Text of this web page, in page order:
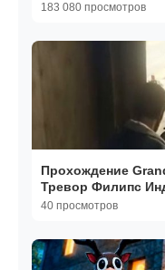
183 080 просмотров
Прохождение
Тревор Филипс
Industries
40 просмотров